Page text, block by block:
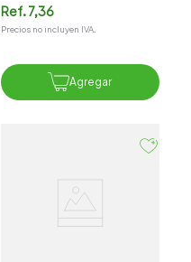
Ref.7,36
Precios no incluyen IVA.
Agregar